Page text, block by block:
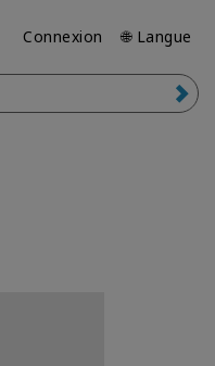
Connexion 🌐 Langue